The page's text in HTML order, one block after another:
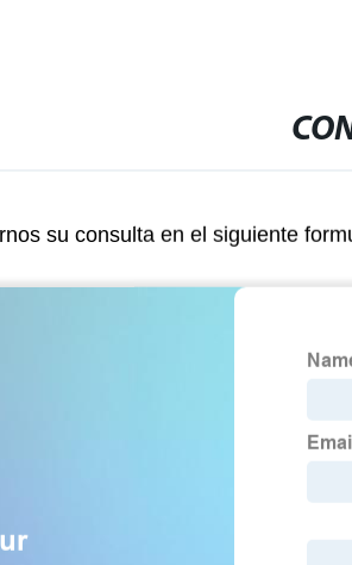
su consulta en el siguiente